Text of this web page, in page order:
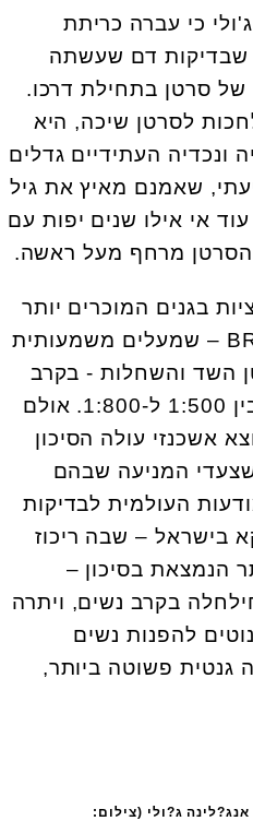
כי עברה כריתת
שבדיקות דם שעשתה
סרטן בתחילת דרכו.
לסרטן שיכה, היא
ונכדיה העתידיים גדלים
שאמנם מאיץ את גיל
אי אילו שנים יפות עם
מרחף מעל ראשה.
בגנים המוכרים יותר
בשמות BRCA1 ו-BRCA2 – שמעלים משמעותית
השד והשחלות - בקרב
האוכלוסיה הכללית נע בין 1:500 ל-1:800. אולם
אשכנזי עולה הסיכון
שצעדי המניעה שבהם
העולמית לבדיקות
בישראל – שבה ריכוז
הנמצאת בסיכון –
בקרב נשים, ויתרה
להפנות נשים
גנטית פשוטה ביותר,
ג?ולי (צילום: